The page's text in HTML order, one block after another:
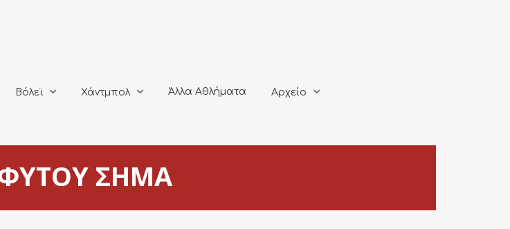
Βόλεϊ Χάντμπολ Άλλα Αθλήματα Αρχείο
ΣΗΜΑ